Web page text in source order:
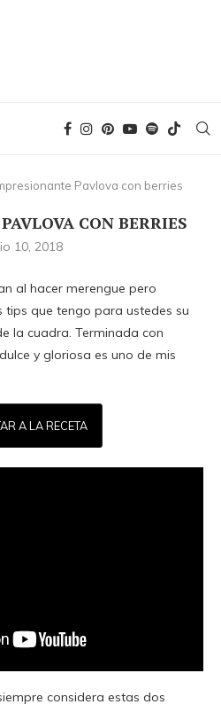
Pavlova con berries
CON BERRIES
10, 2018
al hacer merengue pero
que tengo para ustedes su
la cuadra. Terminada con
y gloriosa es uno de mis
A LA RECETA
considera estas dos